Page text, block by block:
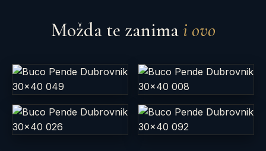
Možda te zanima i ovo